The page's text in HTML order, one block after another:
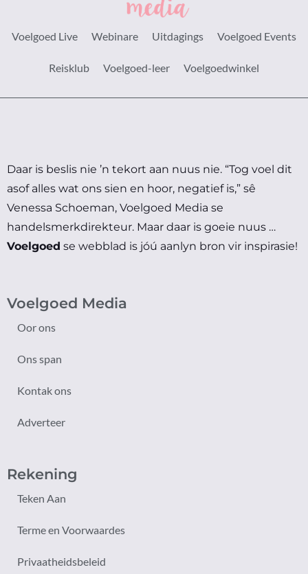
Voelgoed Live Webinare Uitdagings Voelgoed Events
Reisklub Voelgoed-leer Voelgoedwinkel
Daar is beslis nie ’n tekort aan nuus nie. “Tog voel dit
asof alles wat ons sien en hoor, negatief is,” sê
Venessa Schoeman, Voelgoed Media se
handelsmerkdirekteur. Maar daar is goeie nuus …
Voelgoed se webblad is jóú aanlyn bron vir inspirasie!
Voelgoed Media
Oor ons
Ons span
Kontak ons
Adverteer
Rekening
Teken Aan
Terme en Voorwaardes
Privaatheidsbeleid